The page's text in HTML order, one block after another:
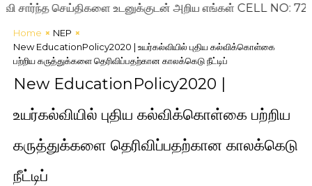
செய்திகளை உடனுக்குடன் அறிய எங்கள் CELL NO:
Home
NEP
New EducationPolicy2020 | உயர்கல்வியில் புதிய கல்விக்கொள்கை
பற்றிய கருத்துக்களை தெரிவிப்பதற்கான காலக்கெடு நீட்டிப்
New EducationPolicy2020 |
உயர்கல்வியில் புதிய கல்விக்கொள்கை பற்றிய
கருத்துக்களை தெரிவிப்பதற்கான காலக்கெடு
நீட்டிப்